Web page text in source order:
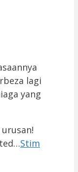
lagi
yang
Stim